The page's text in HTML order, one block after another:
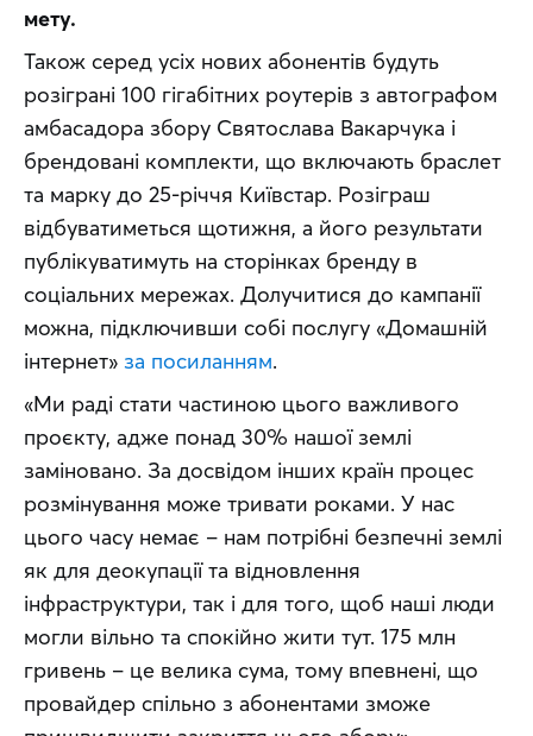
мету.
Також серед усіх нових абонентів будуть
розіграні 100 гігабітних роутерів з автографом
амбасадора збору Святослава Вакарчука і
брендовані комплекти, що включають браслет
та марку до 25-річчя Київстар. Розіграш
відбуватиметься щотижня, а його результати
публікуватимуть на сторінках бренду в
соціальних мережах. Долучитися до кампанії
можна, підключивши собі послугу «Домашній
інтернет» за посиланням.
«Ми раді стати частиною цього важливого
проєкту, адже понад 30% нашої землі
заміновано. За досвідом інших країн процес
розмінування може тривати роками. У нас
цього часу немає – нам потрібні безпечні землі
як для деокупації та відновлення
інфраструктури, так і для того, щоб наші люди
могли вільно та спокійно жити тут. 175 млн
гривень – це велика сума, тому впевнені, що
провайдер спільно з абонентами зможе